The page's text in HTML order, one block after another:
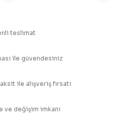
teslimat
ile güvendesiniz
ile alışveriş fırsatı
ve değişim imkanı